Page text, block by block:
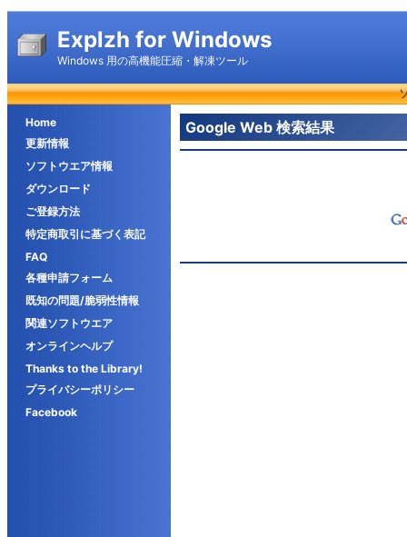
Explzh for Windows
Windows 用の高機能圧縮・解凍ツール
Home
更新情報
ソフトウエア情報
ダウンロード
ご登録方法
特定商取引に基づく表記
FAQ
各種申請フォーム
既知の問題/脆弱性情報
関連ソフトウエア
オンラインヘルプ
Thanks to the Library!
プライバシーポリシー
Facebook
Google Web 検索結果